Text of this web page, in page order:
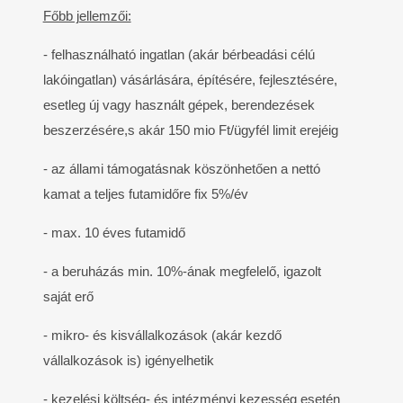
Főbb jellemzői:
- felhasználható ingatlan (akár bérbeadási célú
lakóingatlan) vásárlására, építésére, fejlesztésére,
esetleg új vagy használt gépek, berendezések
beszerzésére,s akár 150 mio Ft/ügyfél limit erejéig
- az állami támogatásnak köszönhetően a nettó
kamat a teljes futamidőre fix 5%/év
- max. 10 éves futamidő
- a beruházás min. 10%-ának megfelelő, igazolt
saját erő
- mikro- és kisvállalkozások (akár kezdő
vállalkozások is) igényelhetik
- kezelési költség- és intézményi kezesség esetén